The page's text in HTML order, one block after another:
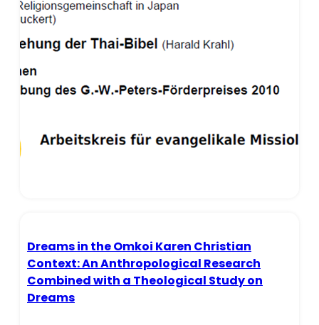
Dreams in the Omkoi Karen Christian
Context: An Anthropological Research
Combined with a Theological Study on
Dreams